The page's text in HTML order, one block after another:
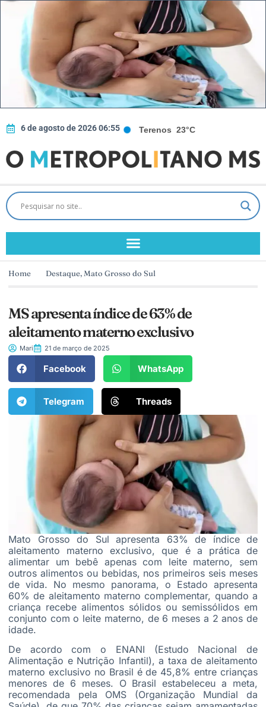
6 de agosto de 2026 06:55 Terenos 23°C
Home Destaque, Mato Grosso do Sul
MS apresenta índice de 63% de
aleitamento materno exclusivo
Mari 21 de março de 2025
Facebook WhatsApp
Telegram Threads
Mato Grosso do Sul apresenta 63% de índice de
aleitamento materno exclusivo, que é a prática de
alimentar um bebê apenas com leite materno, sem
outros alimentos ou bebidas, nos primeiros seis meses
de vida. No mesmo panorama, o Estado apresenta
60% de aleitamento materno complementar, quando a
criança recebe alimentos sólidos ou semissólidos em
conjunto com o leite materno, de 6 meses a 2 anos de
idade.
De acordo com o ENANI (Estudo Nacional de
Alimentação e Nutrição Infantil), a taxa de aleitamento
materno exclusivo no Brasil é de 45,8% entre crianças
menores de 6 meses. O Brasil estabeleceu a meta,
recomendada pela OMS (Organização Mundial da